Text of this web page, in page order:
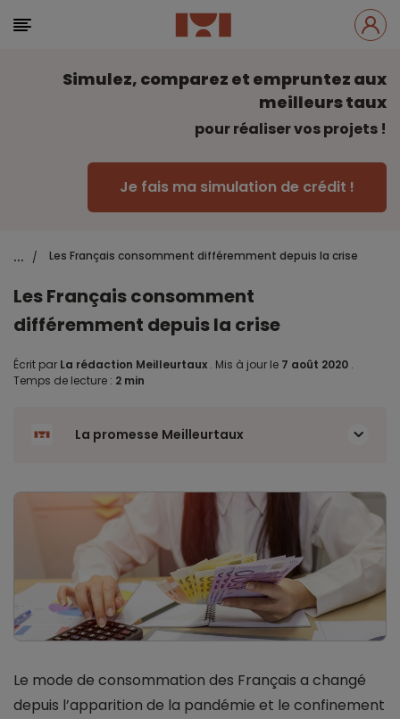
Simulez, comparez et empruntez aux
meilleurs taux
pour réaliser vos projets !
Je fais ma simulation de crédit !
... / Les Français consomment différemment depuis la crise
Les Français consomment
différemment depuis la crise
Écrit par La rédaction Meilleurtaux . Mis à jour le 7 août 2020 .
Temps de lecture : 2 min
La promesse Meilleurtaux
Le mode de consommation des Français a changé
depuis l’apparition de la pandémie et le confinement